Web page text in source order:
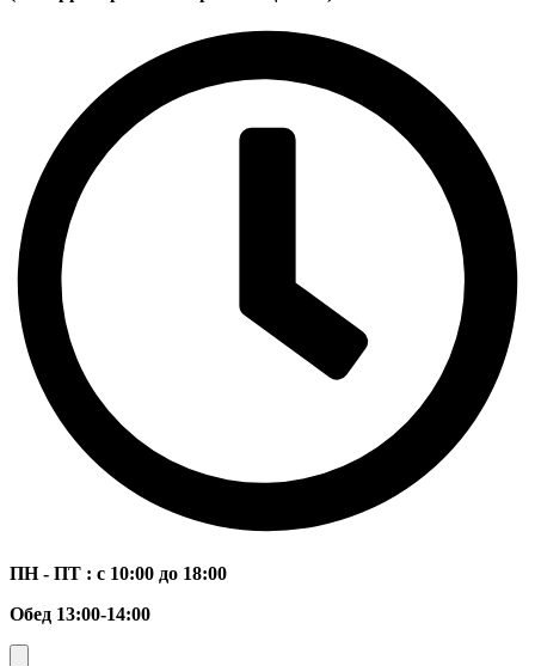
ПН - ПТ : с 10:00 до 18:00
Обед 13:00-14:00